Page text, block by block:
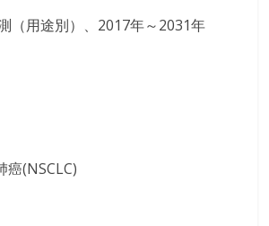
（用途別）、2017年～2031年
癌(NSCLC)